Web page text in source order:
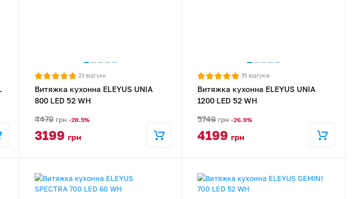
23 відгуки
Витяжка кухонна ELEYUS UNIA
800 LED 52 WH
4479 грн -28.5%
3199 грн
35 відгуків
Витяжка кухонна ELEYUS UNIA
1200 LED 52 WH
5749 грн -26.9%
4199грн